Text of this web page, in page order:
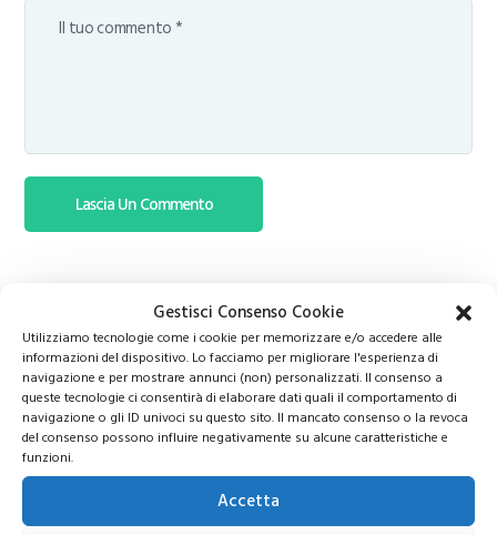
Gestisci Consenso Cookie
Utilizziamo tecnologie come i cookie per memorizzare e/o accedere alle
informazioni del dispositivo. Lo facciamo per migliorare l'esperienza di
navigazione e per mostrare annunci (non) personalizzati. Il consenso a
queste tecnologie ci consentirà di elaborare dati quali il comportamento di
navigazione o gli ID univoci su questo sito. Il mancato consenso o la revoca
del consenso possono influire negativamente su alcune caratteristiche e
funzioni.
Accetta